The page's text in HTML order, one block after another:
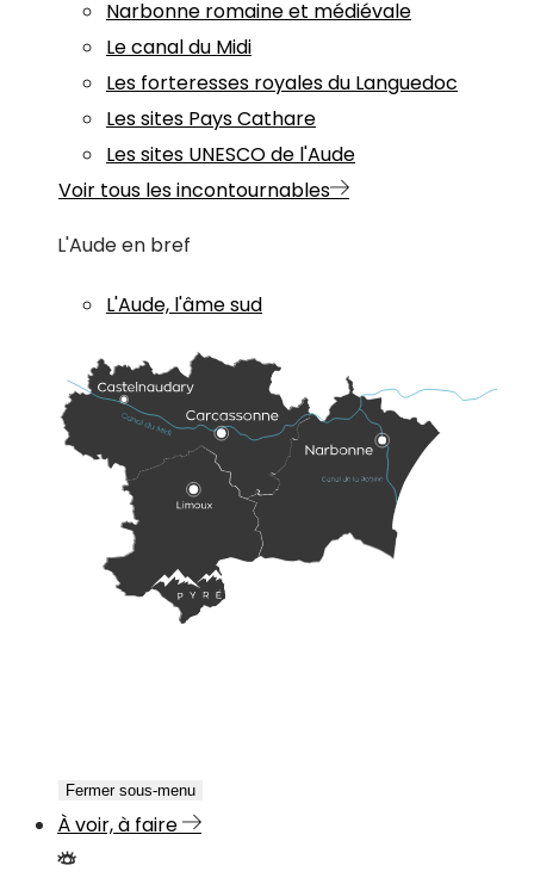
Narbonne romaine et médiévale
Le canal du Midi
Les forteresses royales du Languedoc
Les sites Pays Cathare
Les sites UNESCO de l'Aude
Voir tous les incontournables
L'Aude en bref
L'Aude, l'âme sud
Fermer sous-menu
À voir, à faire